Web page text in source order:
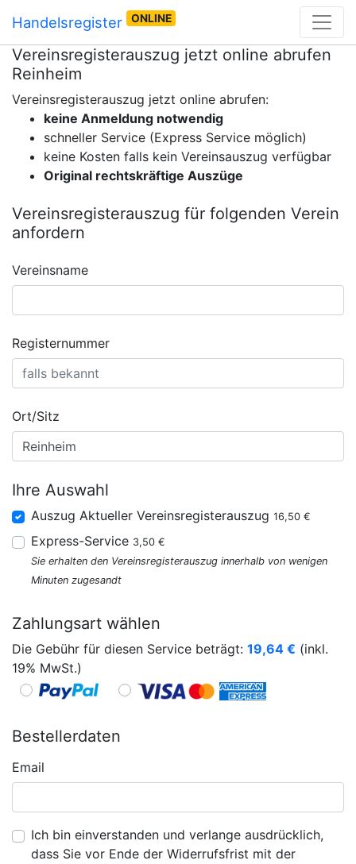
Handelsregister ONLINE
Vereinsregisterauszug jetzt online abrufen
Reinheim
Vereinsregisterauszug jetzt online abrufen:
keine Anmeldung notwendig
schneller Service (Express Service möglich)
keine Kosten falls kein Vereinsauszug verfügbar
Original rechtskräftige Auszüge
Vereinsregisterauszug für folgenden Verein
anfordern
Vereinsname
Registernummer
Ort/Sitz
Ihre Auswahl
Auszug Aktueller Vereinsregisterauszug 16,50 €
Express-Service 3,50 €
Sie erhalten den Vereinsregisterauszug innerhalb von wenigen
Minuten zugesandt
Zahlungsart wählen
Die Gebühr für diesen Service beträgt: 19,64 € (inkl.
19% MwSt.)
Bestellerdaten
Email
Ich bin einverstanden und verlange ausdrücklich,
dass Sie vor Ende der Widerrufsfrist mit der